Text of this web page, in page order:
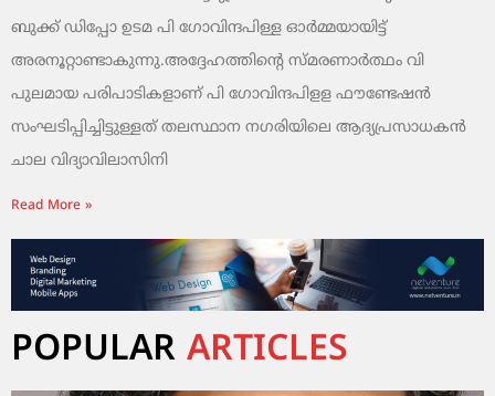
ബുക്ക് ഡിപ്പോ ഉടമ പി ഗോവിന്ദപിള്ള ഓര്‍മ്മയായിട്ട്
അരനൂറ്റാണ്ടാകുന്നു.അദ്ദേഹത്തിന്റെ സ്മരണാര്‍ത്ഥം വി
പുലമായ പരിപാടികളാണ് പി ഗോവിന്ദപിളള ഫൗണ്ടേഷന്‍
സംഘടിപ്പിച്ചിട്ടുള്ളത് തലസ്ഥാന നഗരിയിലെ ആദ്യപ്രസാധകന്‍
ചാല വിദ്യാവിലാസിനി
Read More »
POPULAR ARTICLES